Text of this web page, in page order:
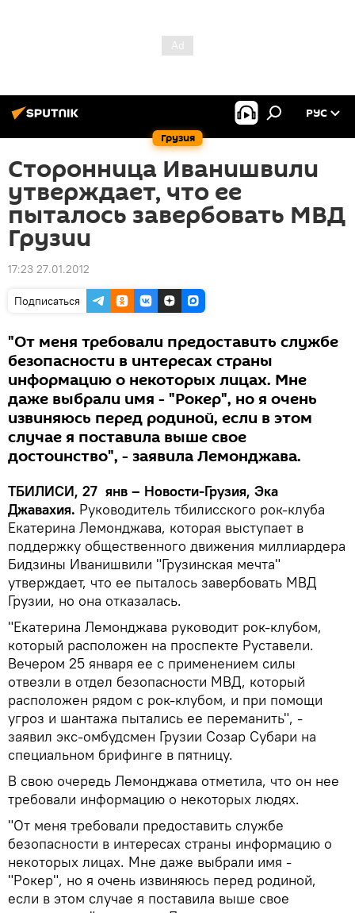
Грузия
РУС
Сторонница Иванишвили
утверждает, что ее
пыталось завербовать МВД
Грузии
17:23 27.01.2012
Подписаться
"От меня требовали предоставить службе
безопасности в интересах страны
информацию о некоторых лицах. Мне
даже выбрали имя - "Рокер", но я очень
извиняюсь перед родиной, если в этом
случае я поставила выше свое
достоинство", - заявила Лемонджава.
ТБИЛИСИ, 27 янв – Новости-Грузия, Эка
Джавахия. Руководитель тбилисского рок-клуба
Екатерина Лемонджава, которая выступает в
поддержку общественного движения миллиардера
Бидзины Иванишвили "Грузинская мечта"
утверждает, что ее пыталось завербовать МВД
Грузии, но она отказалась.
"Екатерина Лемонджава руководит рок-клубом,
который расположен на проспекте Руставели.
Вечером 25 января ее с применением силы
отвезли в отдел безопасности МВД, который
расположен рядом с рок-клубом, и при помощи
угроз и шантажа пытались ее переманить", -
заявил экс-омбудсмен Грузии Созар Субари на
специальном брифинге в пятницу.
В свою очередь Лемонджава отметила, что он нее
требовали информацию о некоторых людях.
"От меня требовали предоставить службе
безопасности в интересах страны информацию о
некоторых лицах. Мне даже выбрали имя -
"Рокер", но я очень извиняюсь перед родиной,
если в этом случае я поставила выше свое